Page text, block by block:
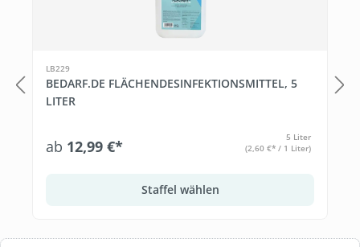
LB229
BEDARF.DE FLÄCHENDESINFEKTIONSMITTEL, 5
LITER
ab 12,99 €*
5 Liter
(2,60 €* / 1 Liter)
Staffel wählen